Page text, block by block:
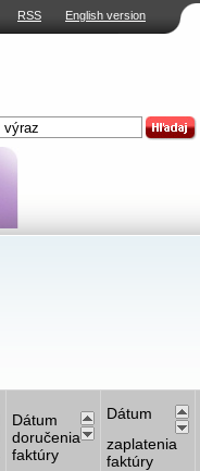
RSS English version
Dátum
doručenia
faktúry
Dátum
zaplatenia
faktúry